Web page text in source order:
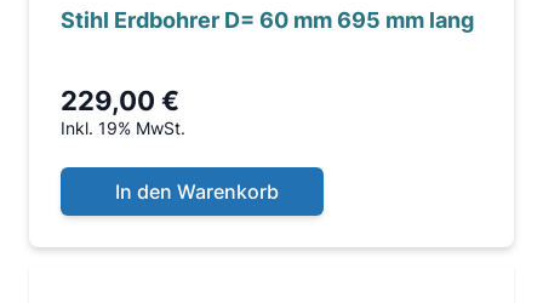
Stihl Erdbohrer D= 60 mm 695 mm lang
229,00 €
Inkl. 19% MwSt.
In den Warenkorb